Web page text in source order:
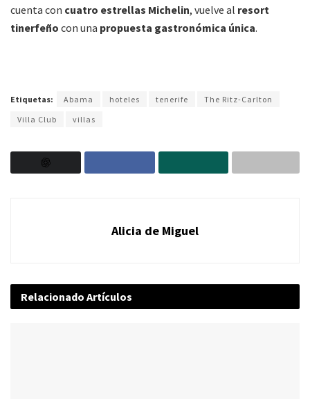
cuenta con cuatro estrellas Michelin, vuelve al resort
tinerfeño con una propuesta gastronómica única.
Etiquetas: Abama hoteles tenerife
The Ritz-Carlton
Villa Club
villas
Alicia de Miguel
Relacionado Artículos